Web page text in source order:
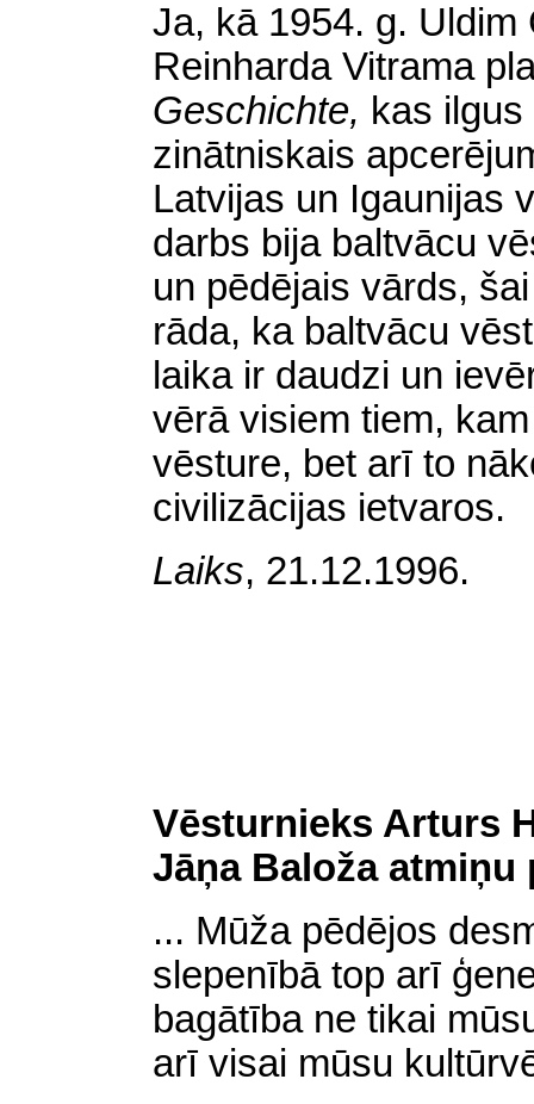
Ja, kā 1954. g.
Reinharda Vitrama
Geschichte, kas
zinātniskais
Latvijas un Igaunijas
darbs bija baltvācu
un pēdējais vārds,
rāda, ka baltvācu
laika ir daudzi un
vērā visiem tiem,
vēsture, bet arī to
civilizācijas ietvaros.
Laiks, 21.12.1996.
Vēsturnieks Arturs
Jāņa Baloža
... Mūža pēdējos
slepenībā top arī
bagātība ne tikai
arī visai mūsu